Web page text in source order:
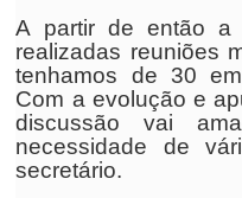
A partir de então a
realizadas reuniões
tenhamos de 30
Com a evolução e
discussão vai
necessidade de
secretário.